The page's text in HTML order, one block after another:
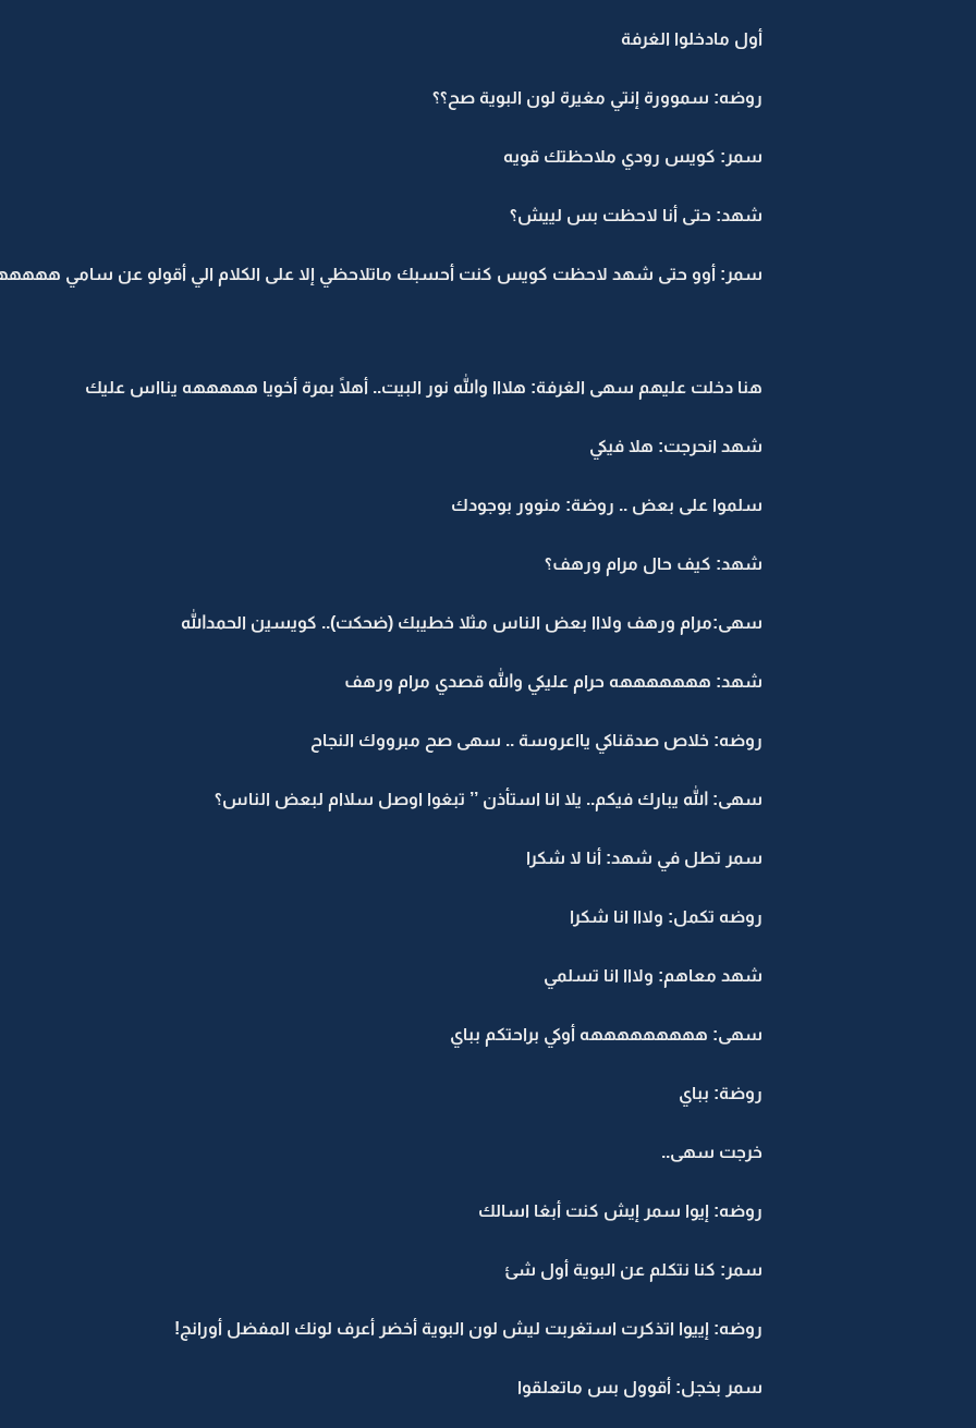
أول مادخلوا الغرفة
روضه: سموورة إنتي مغيرة لون البوية صح؟؟
سمر: كويس رودي ملاحظتك قويه
شهد: حتى أنا لاحظت بس لييش؟
سمر: أوو حتى شهد لاحظت كويس كنت أحسبك ماتلاحظي إلا على الكلام الي أقولو عن سامي
هنا دخلت عليهم سهى الغرفة: هلااا والله نور البيت.. أهلًا بمرة أخويا هههههه ينااس عليك
شهد انحرجت: هلا فيكي
سلموا على بعض .. روضة: منوور بوجودك
شهد: كيف حال مرام ورهف؟
سهى:مرام ورهف ولااا بعض الناس مثلا خطيبك (ضحكت).. كويسين الحمدالله
شهد: هههههههه حرام عليكي والله قصدي مرام ورهف
روضه: خلاص صدقناكي يااعروسة .. سهى صح مبرووك النجاح
سهى: الله يبارك فيكم.. يلا انا استأذن ’’ تبغوا اوصل سلاام لبعض الناس؟
سمر تطل في شهد: أنا لا شكرا
روضه تكمل: ولااا انا شكرا
شهد معاهم: ولااا انا تسلمي
سهى: هههههههههه أوكي براحتكم بباي
روضة: بباي
خرجت سهى..
روضه: إيوا سمر إيش كنت أبغا اسالك
سمر: كنا نتكلم عن البوية أول شئ
روضه: إييوا اتذكرت استغربت ليش لون البوية أخضر أعرف لونك المفضل أورانج!
سمر بخجل: أقوول بس ماتعلقوا